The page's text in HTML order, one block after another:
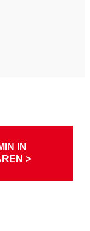
IN
>